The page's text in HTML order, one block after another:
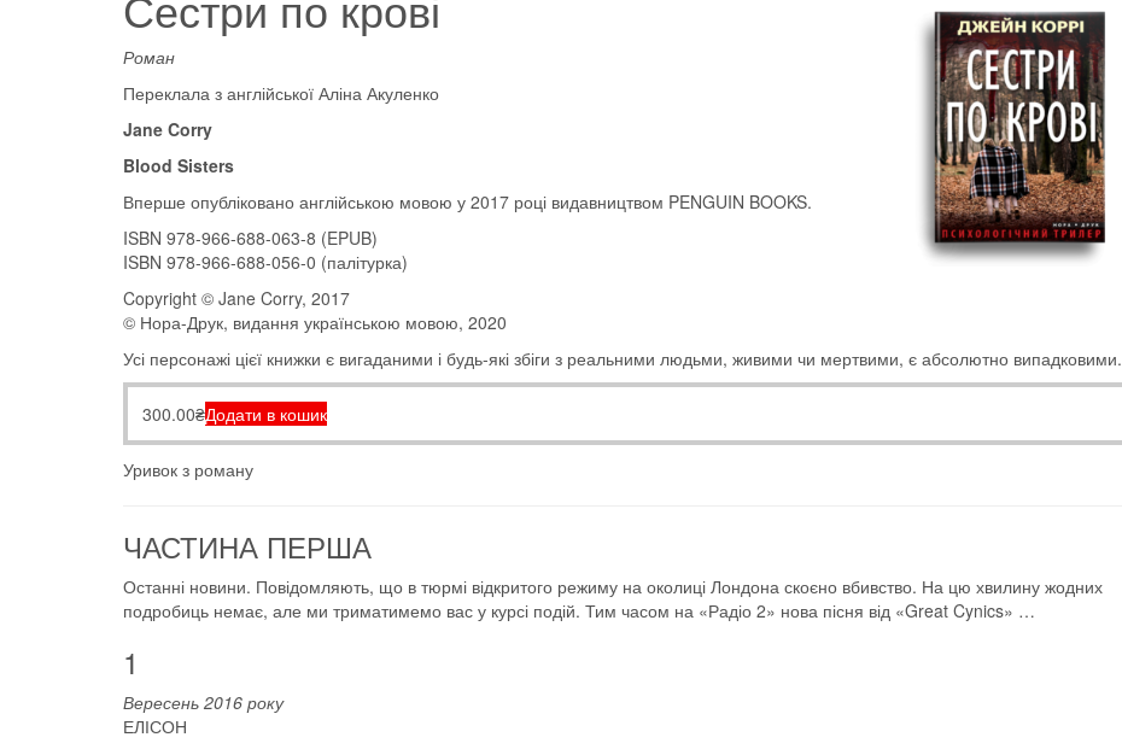
Роман
Переклала з англійської Аліна Акуленко
Jane Corry
Blood Sisters
Вперше опубліковано англійською мовою у 2017 році видавництвом PENGUIN BOOKS.
ISBN 978-966-688-063-8 (EPUB)
ISBN 978-966-688-056-0 (палітурка)
Copyright © Jane Corry, 2017
© Нора-Друк, видання українською мовою, 2020
Усі персонажі цієї книжки є вигаданими і будь-які збіги з реальними людьми, живими чи мертвими, є абсолютно випадковими.
300.00₴Додати в кошик
Уривок з роману
ЧАСТИНА ПЕРША
Останні новини. Повідомляють, що в тюрмі відкритого режиму на околиці Лондона скоєно вбивство. На цю хвилину жодних
подробиць немає, але ми триматимемо вас у курсі подій. Тим часом на «Радіо 2» нова пісня від «Great Cynics» …
1
Вересень 2016 року
ЕЛІСОН